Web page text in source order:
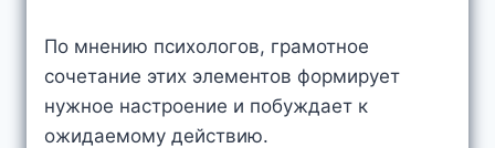
По мнению психологов, грамотное
сочетание этих элементов формирует
нужное настроение и побуждает к
ожидаемому действию.